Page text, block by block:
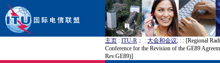
主页 : ITU-R ； : 大会和会议; : : [Regional
Conference for the Revision of the GE89
Rev.GE89)]